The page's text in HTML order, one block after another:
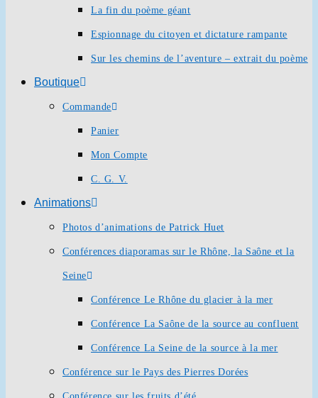
La fin du poème géant
Espionnage du citoyen et dictature rampante
Sur les chemins de l’aventure – extrait du poème
Boutique
Commande
Panier
Mon Compte
C. G. V.
Animations
Photos d’animations de Patrick Huet
Conférences diaporamas sur le Rhône, la Saône et la
Seine
Conférence Le Rhône du glacier à la mer
Conférence La Saône de la source au confluent
Conférence La Seine de la source à la mer
Conférence sur le Pays des Pierres Dorées